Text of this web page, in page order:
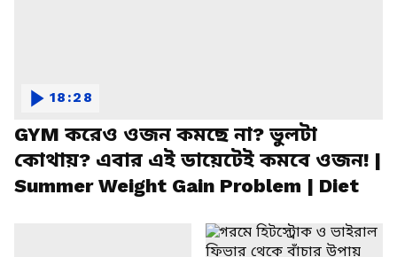
GYM করেও ওজন কমছে না? ভুলটা
কোথায়? এবার এই ডায়েটেই কমবে ওজন! |
Summer Weight Gain Problem | Diet
18:28